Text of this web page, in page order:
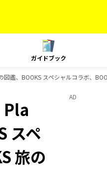
ガイドブック
、BOOKS スペシャルコラボ、
Pla
スペ
旅の
AD